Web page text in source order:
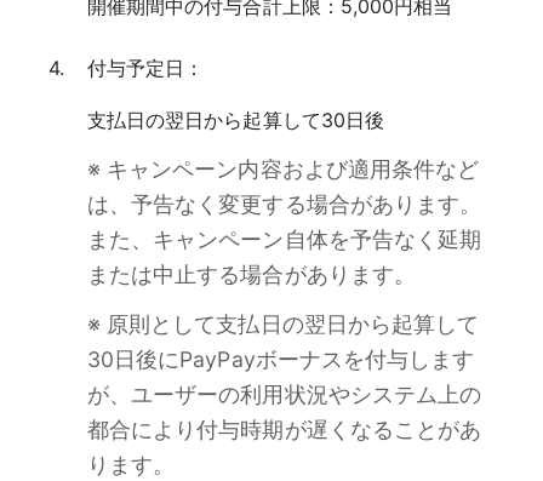
開催期間中の付与合計上限：5,000円相当
付与予定日：
支払日の翌日から起算して30日後
※ キャンペーン内容および適用条件など
は、予告なく変更する場合があります。
また、キャンペーン自体を予告なく延期
または中止する場合があります。
※ 原則として支払日の翌日から起算して
30日後にPayPayボーナスを付与します
が、ユーザーの利用状況やシステム上の
都合により付与時期が遅くなることがあ
ります。